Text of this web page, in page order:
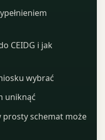
CEIDG i jak
wybrać
uniknąć
prosty schemat może